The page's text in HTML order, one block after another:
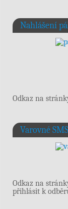
Nahlášení
Odkaz na
Varovné SMS
Odkaz na
přihlásit k